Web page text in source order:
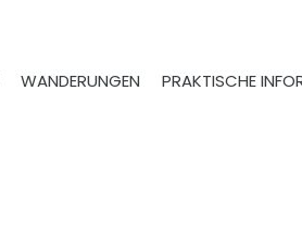
WANDERUNGEN PRAKTISCHE